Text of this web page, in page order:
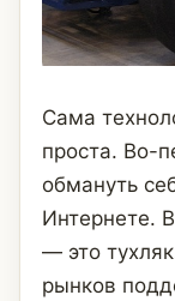
Сама
проста. Во-
обмануть
Интернете.
— это
рынков